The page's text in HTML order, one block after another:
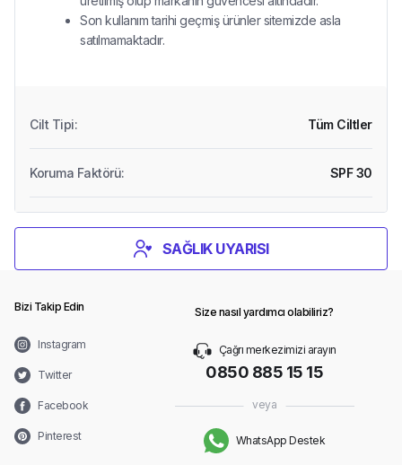
Son kullanım tarihi geçmiş ürünler sitemizde asla
satılmamaktadır.
Cilt Tipi: Tüm Ciltler
Koruma Faktörü: SPF 30
SAĞLIK UYARISI
Bizi Takip Edin
Instagram
Twitter
Facebook
Pinterest
Size nasıl yardımcı olabiliriz?
Çağrı merkezimizi arayın
0850 885 15 15
veya
WhatsApp Destek